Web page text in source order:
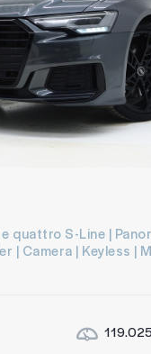
quattro S-Line |
| Camera | Keyless |